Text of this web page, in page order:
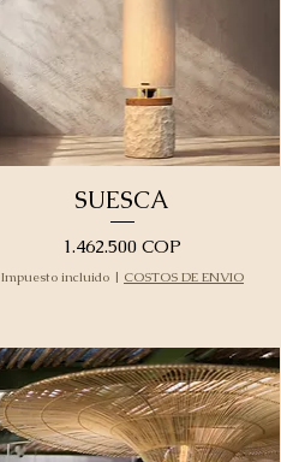
SUESCA
Precio
1.462.500 COP
Impuesto incluido| COSTOS DE ENVIO